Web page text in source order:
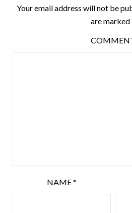
Your email address will not be
are marked
NAME*